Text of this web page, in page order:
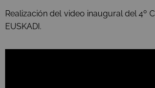
Realización del video inaugural del 4º
EUSKADI.